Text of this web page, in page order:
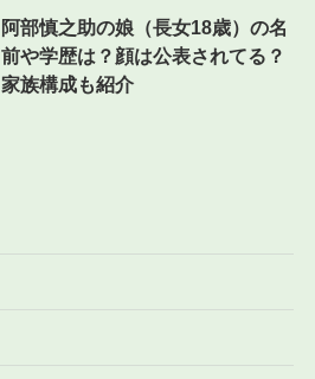
阿部慎之助の娘（長女18歳）の名
前や学歴は？顔は公表されてる？
家族構成も紹介